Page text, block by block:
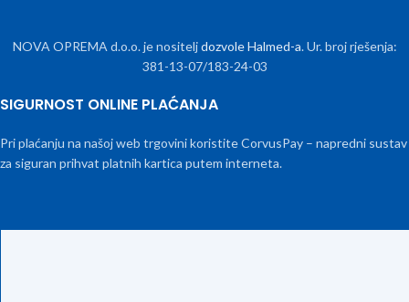
NOVA OPREMA d.o.o. je nositeljdozvole Halmed-a. Ur. broj rješenja:
381-13-07/183-24-03
SIGURNOST ONLINE PLAĆANJA
Pri plaćanju na našoj web trgovini koristite CorvusPay – napredni sustav
za siguran prihvat platnih kartica putem interneta.